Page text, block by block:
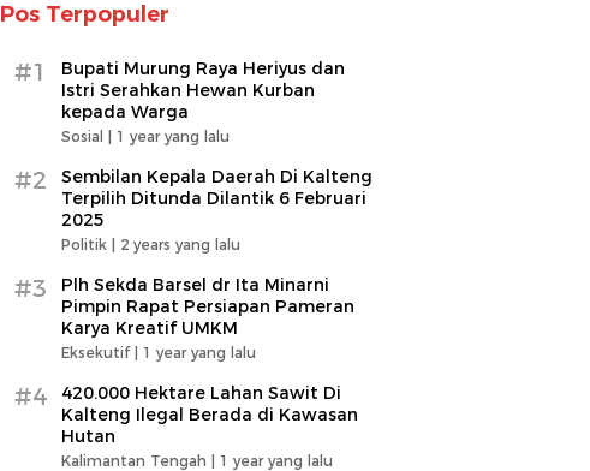
Pos Terpopuler
#1
Bupati Murung Raya Heriyus dan
Istri Serahkan Hewan Kurban
kepada Warga
Sosial | 1 year yang lalu
#2
Sembilan Kepala Daerah Di Kalteng
Terpilih Ditunda Dilantik 6 Februari
2025
Politik | 2 years yang lalu
#3
Plh Sekda Barsel dr Ita Minarni
Pimpin Rapat Persiapan Pameran
Karya Kreatif UMKM
Eksekutif | 1 year yang lalu
#4
420.000 Hektare Lahan Sawit Di
Kalteng Ilegal Berada di Kawasan
Hutan
Kalimantan Tengah | 1 year yang lalu